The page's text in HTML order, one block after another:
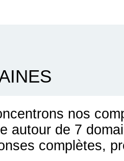
nos
autour de 7
complètes,